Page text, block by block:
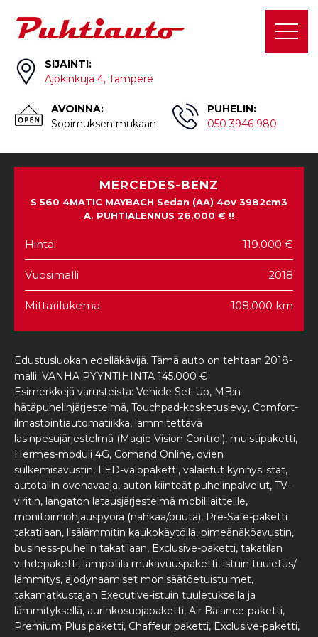
SIJAINTI:
Ajokinkuja 4, Tampere
AVOINNA:
Sopimuksen mukaan
PUHELIN:
050 3946 980
MERCEDES-BENZ
S 560 4MATIC MAYBACH Sedan (AA) 4ov 3982cm3
A. PUHTIALENNUS 26.000 € !!
Hinta 119.000 €
Vuosimalli 2018
Mittarilukema 108.000 km
Edustusluokan edelläkävijä. Tämä auto on tehtaan 2018-
malli. VANHA PYYNTIHINTA 145.000 €
Esimerkkejä varusteista: Vehicle Set-Up, MB:n
hätäpuhelinjärjestelmä, Touchpad-kosketuslevy, Comfort-
ilmastointiautomatiikka, lämmitettävä
lasinpesujärjestelmä (Magie Vision Control), muistipaketti,
Hermes-moduli 4G, Comand Online, ovien
sulkemisavustin, LED-valopaketti, valaistut kynnyslistat,
autotallin ovenavaaja, auton kiinteät puhelinpalvelut, TV-
viritin, langaton latausjärjestelmä mobililaitteille,
monitoimiohjauspyörä (nahkaa/puuta), Pre-Safe-paketti
takatilaan, lisälämmitin kaukokäytöllä, pimeänäköavustin,
business-puhelin takatilaan, Exclusive-paketti, takatilan
viihdepaketti, lämpötila mukavuuspaketti, istuin tuuletus/
lämmitys, ajodynaamiset monisäätöetuistuimet,
takamatkustajan Executive-istuin tuuletuksella ja
lämmityksellä, aurinkosuojapaketti, Air Balance-paketti,
Premium Plus paketti, Chaffeur paketti, Exclusive-paketti,